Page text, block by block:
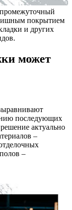
промежуточный
покрытием
и других
может
последующих
актуально
–
–